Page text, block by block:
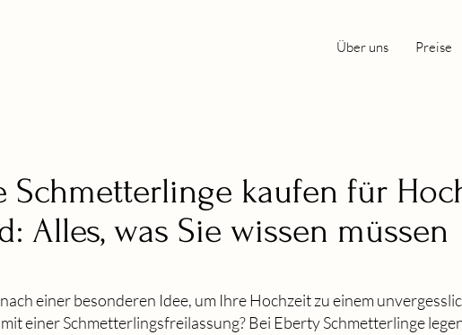
Über uns Preise
Schmetterlinge kaufen für
Alles, was Sie wissen müssen
einer besonderen Idee, um Ihre Hochzeit zu einem
einer Schmetterlingsfreilassung? Bei Eberty Schmetterlinge